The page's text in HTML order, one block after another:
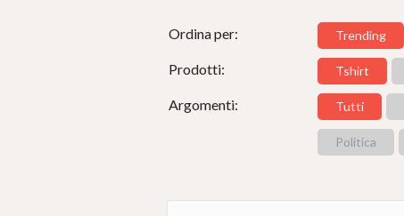
Ordina per: Trending
Prodotti: Tshirt
Argomenti: Tutti
Politica